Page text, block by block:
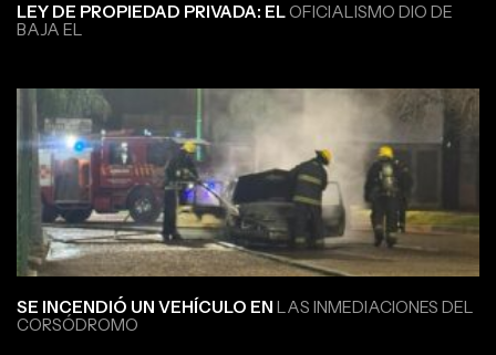
LEY DE PROPIEDAD PRIVADA: ELOFICIALISMO DIO DE
BAJA EL
SE INCENDIÓ UN VEHÍCULO EN LAS INMEDIACIONES DEL
CORSÓDROMO